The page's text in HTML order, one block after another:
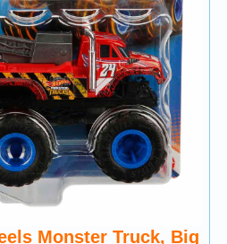
Monster Truck, Big